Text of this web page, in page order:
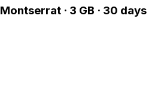
Montserrat · 3 GB · 30 days